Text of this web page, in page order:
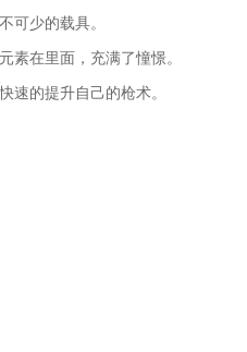
可少的载具。
素在里面，充满了憧憬。
速的提升自己的枪术。